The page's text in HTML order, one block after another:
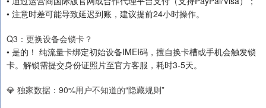
• 注意时差可能导致延迟到账，建议提前24小时操作。
Q3：更换设备会锁卡？
• 是的！ 纯流量卡绑定初始设备IMEI码，擅自换卡槽或手机会触发锁
卡。解锁需提交身份证照片至官方客服，耗时3-5天。
💎 独家数据：90%用户不知道的“隐藏规则”